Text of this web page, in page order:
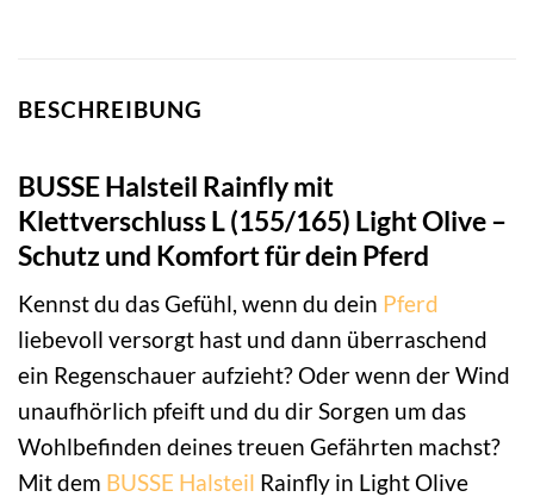
BESCHREIBUNG
BUSSE Halsteil Rainfly mit
Klettverschluss L (155/165) Light Olive –
Schutz und Komfort für dein Pferd
Kennst du das Gefühl, wenn du dein Pferd
liebevoll versorgt hast und dann überraschend
ein Regenschauer aufzieht? Oder wenn der Wind
unaufhörlich pfeift und du dir Sorgen um das
Wohlbefinden deines treuen Gefährten machst?
Mit dem BUSSE Halsteil Rainfly in Light Olive